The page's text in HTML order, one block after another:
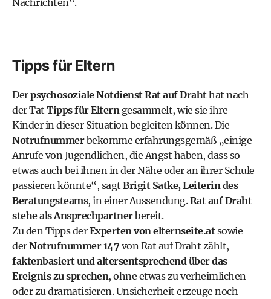
Nachrichten“.
Tipps für Eltern
Derpsychosoziale Notdienst Rat auf Drahthat nach
der Tat Tipps für Elterngesammelt, wie sie ihre
Kinder in dieser Situation begleiten können. Die
Notrufnummerbekomme erfahrungsgemäß „einige
Anrufe von Jugendlichen, die Angst haben, dass so
etwas auch bei ihnen in der Nähe oder an ihrer Schule
passieren könnte“, sagt Brigit Satke, Leiterin des
Beratungsteams, in einer Aussendung.Rat auf Draht
stehe als Ansprechpartnerbereit.
Zu den Tipps derExperten von elternseite.atsowie
derNotrufnummer 147 von Rat auf Draht zählt,
faktenbasiert und altersentsprechend über das
Ereignis zu sprechen, ohne etwas zu verheimlichen
oder zu dramatisieren. Unsicherheit erzeuge noch